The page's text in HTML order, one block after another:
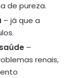
de pureza.
– já que a
–
renais,